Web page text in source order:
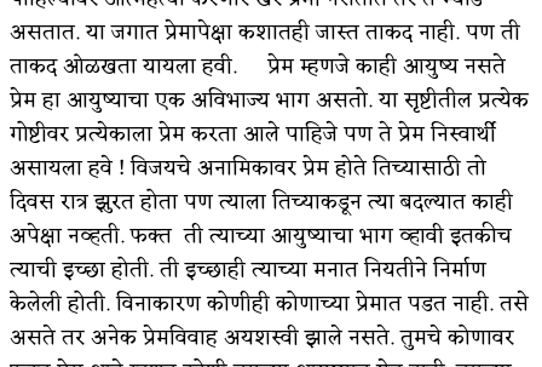
असतात. या जगात प्रेमापेक्षा कशातही जास्त ताकद नाही. पण ती
ताकद ओळखता यायला हवी. प्रेम म्हणजे काही आयुष्य नसते
प्रेम हा आयुष्याचा एक अविभाज्य भाग असतो. या सृष्टीतील प्रत्येक
गोष्टीवर प्रत्येकाला प्रेम करता आले पाहिजे पण ते प्रेम निस्वार्थी
असायला हवे ! विजयचे अनामिकावर प्रेम होते तिच्यासाठी तो
दिवस रात्र झुरत होता पण त्याला तिच्याकडून त्या बदल्यात काही
अपेक्षा नव्हती. फक्त ती त्याच्या आयुष्याचा भाग व्हावी इतकीच
त्याची इच्छा होती. ती इच्छाही त्याच्या मनात नियतीने निर्माण
केलेली होती. विनाकारण कोणीही कोणाच्या प्रेमात पडत नाही. तसे
असते तर अनेक प्रेमविवाह अयशस्वी झाले नसते. तुमचे कोणावर